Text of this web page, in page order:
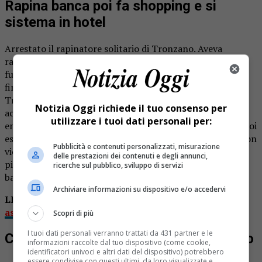
Rapina banca poi fa shopping e si
sistema in hotel
Arrestato il rapinatore solitario di Tronzano. Aveva
rapinato 20mila euro alla filiale Biverbanca dandosi alla
fuga, rintracciato dai carabinieri a Novara. In manette è
finito O.M., 21enne di origine marocchina residente a
Tronzano Vercellese, già pregiudicato. L’episodio è
accaduto martedì 11 giugno. Un uomo a volto scoperto è
entrato nella filiale: aveva in mano un oggetto risultato poi
essere una lima da falegname ed ha cominciato ad agire con
violenza, gridando e gettando a terra gli oggetti ed i
pieghevoli pubblicitari che si trovava davanti posti sul
bancone.
LEGGI ANCHE:
assaltano il bancomat
Con urla e minacce ottiene 20.000 euro
Notizia Oggi richiede il tuo consenso per
utilizzare i tuoi dati personali per:
Pubblicità e contenuti personalizzati, misurazione
delle prestazioni dei contenuti e degli annunci,
ricerche sul pubblico, sviluppo di servizi
Archiviare informazioni su dispositivo e/o accedervi
Scopri di più
I tuoi dati personali verranno trattati da 431 partner e le
informazioni raccolte dal tuo dispositivo (come cookie,
identificatori univoci e altri dati del dispositivo) potrebbero